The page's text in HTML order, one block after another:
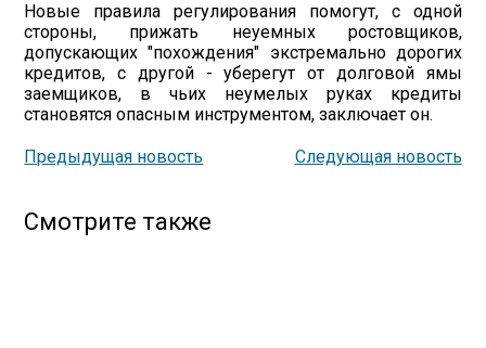
Новые правила регулирования помогут, с одной
стороны, прижать неуемных ростовщиков,
допускающих "похождения" экстремально дорогих
кредитов, с другой - уберегут от долговой ямы
заемщиков, в чьих неумелых руках кредиты
становятся опасным инструментом, заключает он.
Предыдущая новость Следующая новость
Смотрите также